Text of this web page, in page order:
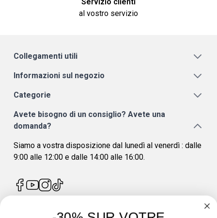
al vostro servizio
Collegamenti utili
Informazioni sul negozio
Categorie
Avete bisogno di un consiglio? Avete una
domanda?
Siamo a vostra disposizione dal lunedì al venerdì : dalle
9:00 alle 12:00 e dalle 14:00 alle 16:00.